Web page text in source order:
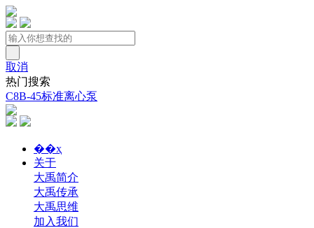
取消
热门搜索
C8B-45标准离心泵
��ҳ
关于
大禹简介
大禹传承
大禹思维
加入我们